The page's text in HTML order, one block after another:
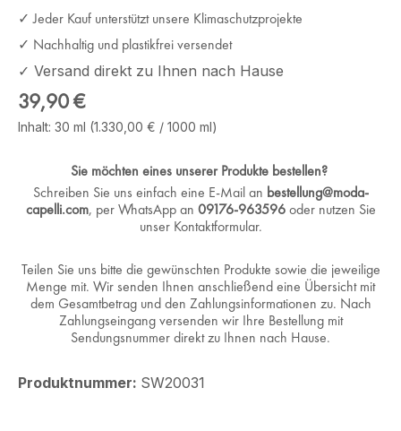
✓ Jeder Kauf unterstützt unsere Klimaschutzprojekte
✓ Nachhaltig und plastikfrei versendet
✓ Versand direkt zu Ihnen nach Hause
Regulärer Preis:
39,90 €
Inhalt: 30 ml (1.330,00 € / 1000 ml)
Sie möchten eines unserer Produkte bestellen?
Schreiben Sie uns einfach eine E-Mail an bestellung@moda-
capelli.com, per WhatsApp an 09176-963596oder nutzen Sie
unser Kontaktformular.
Teilen Sie uns bitte die gewünschten Produkte sowie die jeweilige
Menge mit. Wir senden Ihnen anschließend eine Übersicht mit
dem Gesamtbetrag und den Zahlungsinformationen zu. Nach
Zahlungseingang versenden wir Ihre Bestellung mit
Sendungsnummer direkt zu Ihnen nach Hause.
Produktnummer: SW20031